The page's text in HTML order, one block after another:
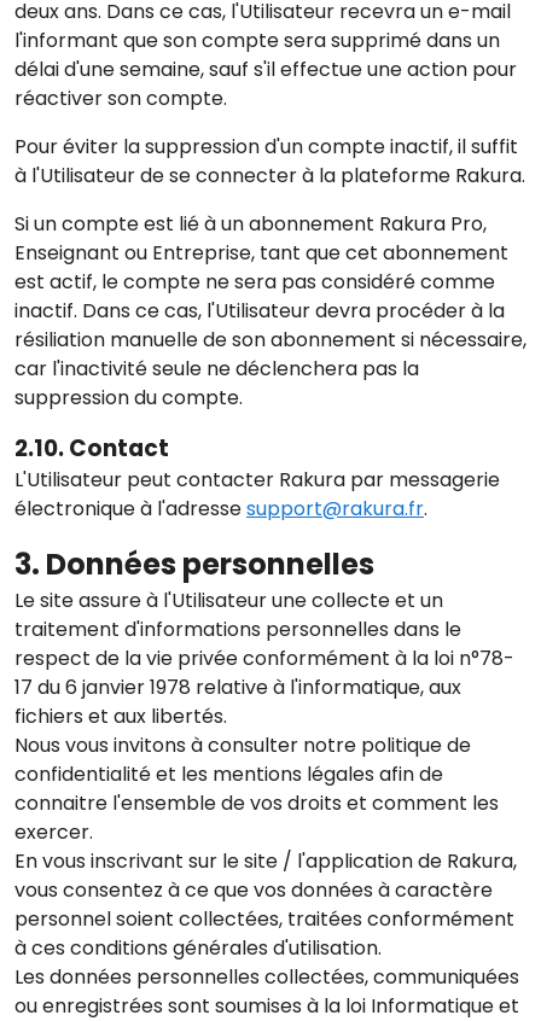
deux ans. Dans ce cas, l'Utilisateur recevra un e-mail
l'informant que son compte sera supprimé dans un
délai d'une semaine, sauf s'il effectue une action pour
réactiver son compte.
Pour éviter la suppression d'un compte inactif, il suffit
à l'Utilisateur de se connecter à la plateforme Rakura.
Si un compte est lié à un abonnement Rakura Pro,
Enseignant ou Entreprise, tant que cet abonnement
est actif, le compte ne sera pas considéré comme
inactif. Dans ce cas, l'Utilisateur devra procéder à la
résiliation manuelle de son abonnement si nécessaire,
car l'inactivité seule ne déclenchera pas la
suppression du compte.
2.10. Contact
L'Utilisateur peut contacter Rakura par messagerie
électronique à l'adressesupport@rakura.fr.
3. Données personnelles
Le site assure à l'Utilisateur une collecte et un
traitement d'informations personnelles dans le
respect de la vie privée conformément à la loi n°78-
17 du 6 janvier 1978 relative à l'informatique, aux
fichiers et aux libertés.
Nous vous invitons à consulter notre politique de
confidentialité et les mentions légales afin de
connaitre l'ensemble de vos droits et comment les
exercer.
En vous inscrivant sur le site / l'application de Rakura,
vous consentez à ce que vos données à caractère
personnel soient collectées, traitées conformément
à ces conditions générales d'utilisation.
Les données personnelles collectées, communiquées
ou enregistrées sont soumises à la loi Informatique et